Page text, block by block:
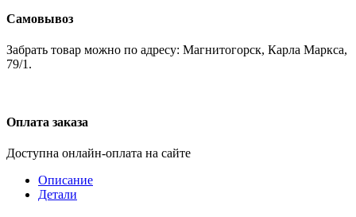
Самовывоз
Забрать товар можно по адресу: Магнитогорск, Карла Маркса,
79/1.
Оплата заказа
Доступна онлайн-оплата на сайте
Описание
Детали